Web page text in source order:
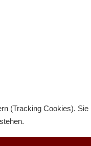
(Tracking Cookies). Sie